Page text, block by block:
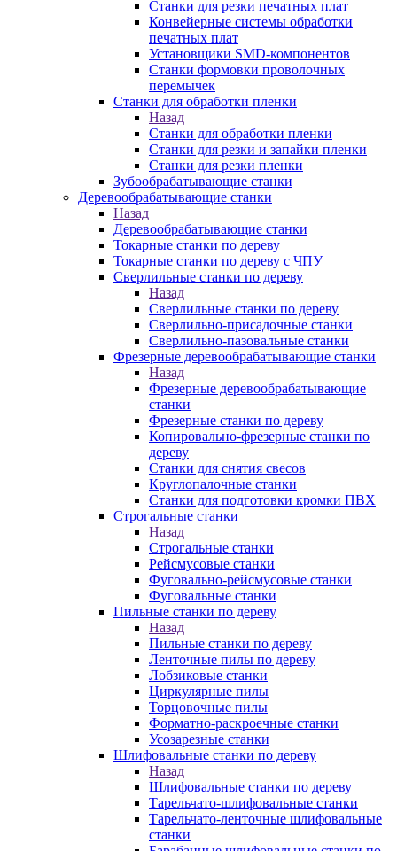
Станки для резки печатных плат
Конвейерные системы обработки
печатных плат
Установщики SMD-компонентов
Станки формовки проволочных
перемычек
Станки для обработки пленки
Назад
Станки для обработки пленки
Станки для резки и запайки пленки
Станки для резки пленки
Зубообрабатывающие станки
Деревообрабатывающие станки
Назад
Деревообрабатывающие станки
Токарные станки по дереву
Токарные станки по дереву с ЧПУ
Сверлильные станки по дереву
Назад
Сверлильные станки по дереву
Сверлильно-присадочные станки
Сверлильно-пазовальные станки
Фрезерные деревообрабатывающие станки
Назад
Фрезерные деревообрабатывающие
станки
Фрезерные станки по дереву
Копировально-фрезерные станки по
дереву
Станки для снятия свесов
Круглопалочные станки
Станки для подготовки кромки ПВХ
Строгальные станки
Назад
Строгальные станки
Рейсмусовые станки
Фуговально-рейсмусовые станки
Фуговальные станки
Пильные станки по дереву
Назад
Пильные станки по дереву
Ленточные пилы по дереву
Лобзиковые станки
Циркулярные пилы
Торцовочные пилы
Форматно-раскроечные станки
Усозарезные станки
Шлифовальные станки по дереву
Назад
Шлифовальные станки по дереву
Тарельчато-шлифовальные станки
Тарельчато-ленточные шлифовальные
станки